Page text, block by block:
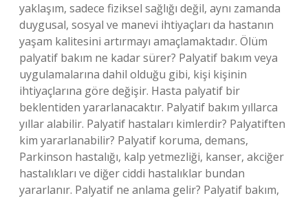
yaklaşım, sadece fiziksel sağlığı değil, aynı zamanda
duygusal, sosyal ve manevi ihtiyaçları da hastanın
yaşam kalitesini artırmayı amaçlamaktadır. Ölüm
palyatif bakım ne kadar sürer? Palyatif bakım veya
uygulamalarına dahil olduğu gibi, kişi kişinin
ihtiyaçlarına göre değişir. Hasta palyatif bir
beklentiden yararlanacaktır. Palyatif bakım yıllarca
yıllar alabilir. Palyatif hastaları kimlerdir? Palyatiften
kim yararlanabilir? Palyatif koruma, demans,
Parkinson hastalığı, kalp yetmezliği, kanser, akciğer
hastalıkları ve diğer ciddi hastalıklar bundan
yararlanır. Palyatif ne anlama gelir? Palyatif bakım,